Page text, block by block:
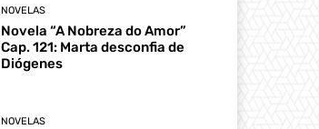
NOVELAS
Novela “A Nobreza do Amor”
Cap. 121: Marta desconfia de
Diógenes
NOVELAS